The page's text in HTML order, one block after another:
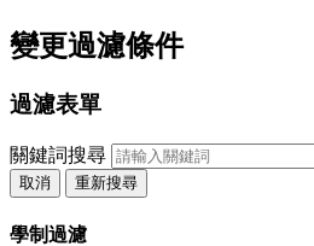
變更過濾條件
過濾表單
關鍵詞搜尋
取消 重新搜尋
學制過濾